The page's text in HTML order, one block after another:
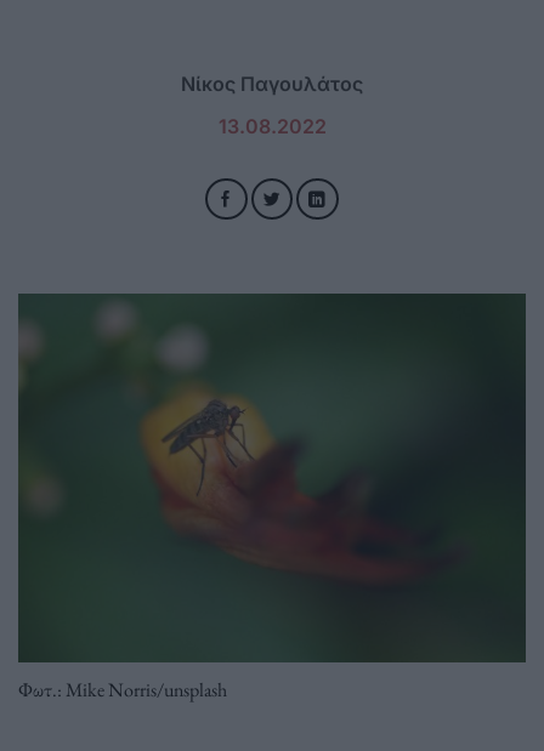
Νίκος Παγουλάτος
13.08.2022
Φωτ.: Mike Norris/unsplash